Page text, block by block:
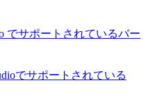
でサポートされているバー
でサポートされている